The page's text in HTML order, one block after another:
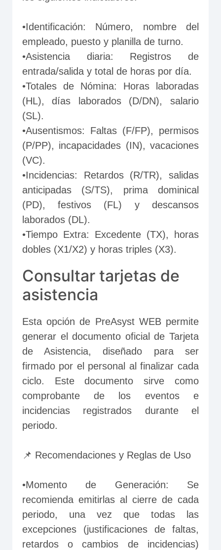
•Identificación: Número, nombre del
empleado, puesto y planilla de turno.
•Asistencia diaria: Registros de
entrada/salida y total de horas por día.
•Totales de Nómina: Horas laboradas
(HL), días laborados (D/DN), salario
(SL).
•Ausentismos: Faltas (F/FP), permisos
(P/PP), incapacidades (IN), vacaciones
(VC).
•Incidencias: Retardos (R/TR), salidas
anticipadas (S/TS), prima dominical
(PD), festivos (FL) y descansos
laborados (DL).
•Tiempo Extra: Excedente (TX), horas
dobles (X1/X2) y horas triples (X3).
Consultar tarjetas de
asistencia
Esta opción de PreAsyst WEB permite
generar el documento oficial de Tarjeta
de Asistencia, diseñado para ser
firmado por el personal al finalizar cada
ciclo. Este documento sirve como
comprobante de los eventos e
incidencias registrados durante el
periodo.
📌 Recomendaciones y Reglas de Uso
•Momento de Generación: Se
recomienda emitirlas al cierre de cada
periodo, una vez que todas las
excepciones (justificaciones de faltas,
retardos o cambios de incidencias)